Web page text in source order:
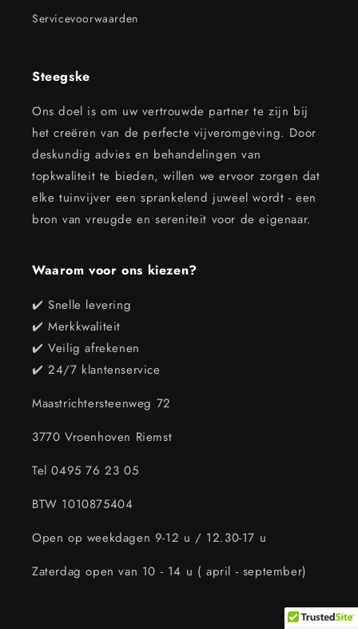
Servicevoorwaarden
Steegske
Ons doel is om uw vertrouwde partner te zijn bij
het creëren van de perfecte vijveromgeving. Door
deskundig advies en behandelingen van
topkwaliteit te bieden, willen we ervoor zorgen dat
elke tuinvijver een sprankelend juweel wordt - een
bron van vreugde en sereniteit voor de eigenaar.
Waarom voor ons kiezen?
✔️ Snelle levering
✔️ Merkkwaliteit
✔️ Veilig afrekenen
✔️ 24/7 klantenservice
Maastrichtersteenweg 72
3770 Vroenhoven Riemst
Tel 0495 76 23 05
BTW 1010875404
Open op weekdagen 9-12 u / 12.30-17 u
Zaterdag open van 10 - 14 u ( april - september)